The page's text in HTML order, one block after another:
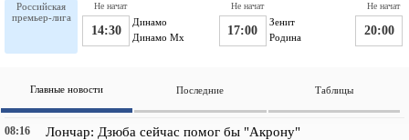
Российская
премьер-лига
Динамо
14:30 Динамо Мх
Не начат
Зенит
17:00 Родина
Не начат
20:00
Не начат
Главные новости Последние Таблицы
08:16 Лончар: Дзюба сейчас помог бы "Акрону"